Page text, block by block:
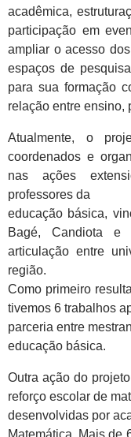
acadêmica,
participação em
ampliar o acesso
espaços de
para sua formação
relação entre ensino,
Atualmente, o
coordenados e
nas ações
professores da
educação básica,
Bagé, Candiota e
articulação entre
região.
Como primeiro
tivemos 6 trabalhos
parceria entre
educação básica.
Outra ação do
reforço escolar de
desenvolvidas por
Matemática. Mais de